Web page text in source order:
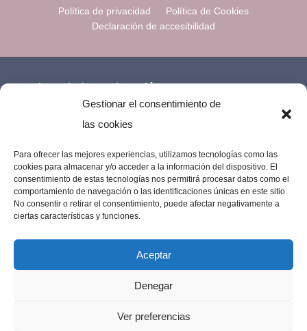
Gestionar el consentimiento de
las cookies
Para ofrecer las mejores experiencias, utilizamos tecnologías como las
cookies para almacenar y/o acceder a la información del dispositivo. El
consentimiento de estas tecnologías nos permitirá procesar datos como el
comportamiento de navegación o las identificaciones únicas en este sitio.
No consentir o retirar el consentimiento, puede afectar negativamente a
ciertas características y funciones.
Aceptar
Denegar
Ver preferencias
Política de privacidad
Política de Cookies
Declaración de accesibilidad
Financiado por la Unión Europea –
NextGenerationEU.
Imprenta Los Remedios © 2023 | Todos los